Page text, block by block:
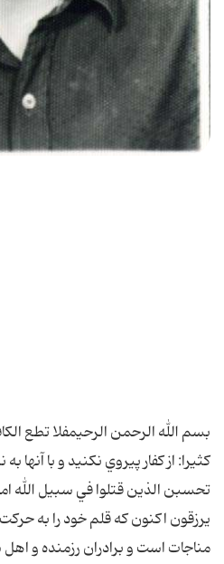
بسم الله الرحمن الرحيمفلا تطع
كثيرا: از كفار پيروي نكنيد و با آنها
تحسبن الذين قتلوا في سبيل الله
يرزقون اكنون كه قلم خود را به
مناجات است و برادران رزمنده و